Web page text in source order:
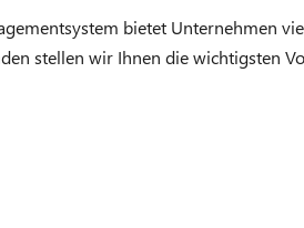
bietet Unternehmen
stellen wir Ihnen die wichtigsten